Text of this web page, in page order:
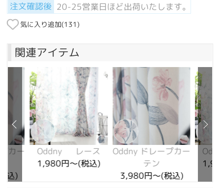
注文確認後 20-25営業日ほど出荷いたします。
気に入り追加(131)
関連アイテム
カー
込)
Oddny レース
1,980円～(税込)
Oddny ドレープカー
テン
3,980円～(税込)